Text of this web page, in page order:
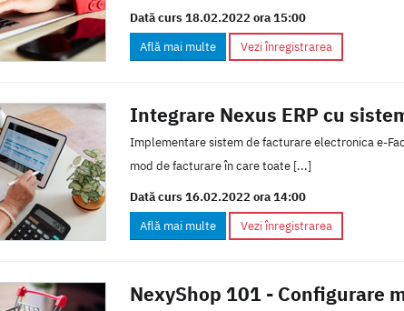
Dată curs 18.02.2022 ora 15:00
Află mai multe Vezi înregistrarea
Integrare Nexus ERP cu
Implementare sistem de facturare electronica e-
mod de facturare în care toate [...]
Dată curs 16.02.2022 ora 14:00
Află mai multe Vezi înregistrarea
NexyShop 101 - Configurare